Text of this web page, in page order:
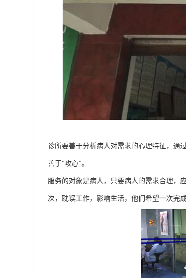
诊所要善于分析病人对需求的心理特征，通
善于“攻心“。
服务的对象是病人，只要病人的需求合理，
次，耽误工作，影响生活，他们希望一次完